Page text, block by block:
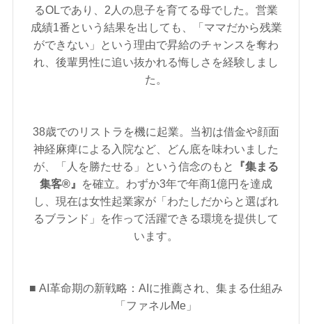
るOLであり、2人の息子を育てる母でした。営業
成績1番という結果を出しても、「ママだから残業
ができない」という理由で昇給のチャンスを奪わ
れ、後輩男性に追い抜かれる悔しさを経験しまし
た。
38歳でのリストラを機に起業。当初は借金や顔面
神経麻痺による入院など、どん底を味わいました
が、「人を勝たせる」という信念のもと
『集まる
集客®』
を確立。わずか3年で年商1億円を達成
し、現在は女性起業家が「わたしだからと選ばれ
るブランド」を作って活躍できる環境を提供して
います。
■ AI革命期の新戦略：AIに推薦され、集まる仕組み
「ファネルMe」